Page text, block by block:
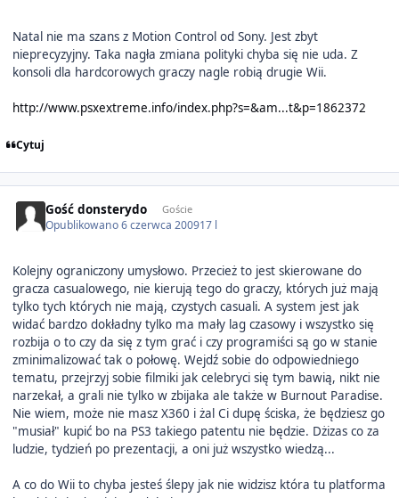
Natal nie ma szans z Motion Control od Sony. Jest zbyt
nieprecyzyjny. Taka nagła zmiana polityki chyba się nie uda. Z
konsoli dla hardcorowych graczy nagle robią drugie Wii.
http://www.psxextreme.info/index.php?s=&am...t&p=1862372
Cytuj
Gość donsterydo Goście
Opublikowano6 czerwca 200917 l
Kolejny ograniczony umysłowo. Przecież to jest skierowane do
gracza casualowego, nie kierują tego do graczy, których już mają
tylko tych których nie mają, czystych casuali. A system jest jak
widać bardzo dokładny tylko ma mały lag czasowy i wszystko się
rozbija o to czy da się z tym grać i czy programiści są go w stanie
zminimalizować tak o połowę. Wejdź sobie do odpowiedniego
tematu, przejrzyj sobie filmiki jak celebryci się tym bawią, nikt nie
narzekał, a grali nie tylko w zbijaka ale także w Burnout Paradise.
Nie wiem, może nie masz X360 i żal Ci dupę ściska, że będziesz go
"musiał" kupić bo na PS3 takiego patentu nie będzie. Dżizas co za
ludzie, tydzień po prezentacji, a oni już wszystko wiedzą...
A co do Wii to chyba jesteś ślepy jak nie widzisz która tu platforma